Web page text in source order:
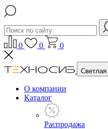
0 0 0
О компании
Каталог
Распродажа